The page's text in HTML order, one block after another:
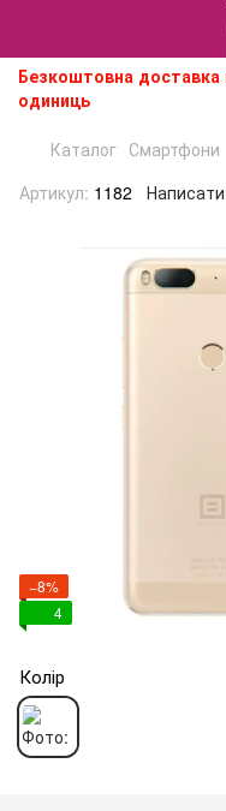
Безкоштовна доставка
одиниць
Каталог Смартфони
Артикул: 1182 Написати
−8%
4
Колір